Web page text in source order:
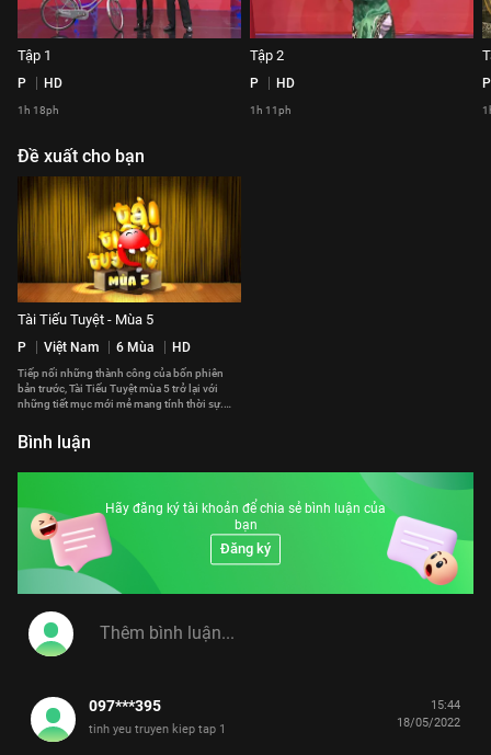
Tập 1
P HD
1h 18ph
Tập 2
P HD
1h 11ph
P
Đề xuất cho bạn
Tài Tiếu Tuyệt - Mùa 5
P Việt Nam 6 Mùa HD
Tiếp nối những thành công của bốn phiên
bản trước, Tài Tiếu Tuyệt mùa 5 trở lại với
những tiết mục mới mẻ mang tính thời sự.
nổi tiếng trong giới nghệ thuật như Hoài Linh,
Chí Tài, Việt Hương, Kiều Linh, Kiều Oanh,
Nghĩa… Tài Tiếu Tuyệt mùa 5 xứng đáng là
một chương trình được mong đợi khi khai
thác những góc nhìn trong cuộc sống bằng
những kịch bản hoàn toàn mới mẻ. Tài Tiếu
Tuyệt mùa 5 hứa hẹn sẽ là bữa tiệc tinh thần
hoàn hảo đem đến những phút giây thư giản
#tai_tieu_tuyet_mua_5
Bình luận
Hãy đăng ký tài khoản để chia sẻ bình luận của
bạn
Đăng ký
097***395
tinh yeu truyen kiep tap 1
15:44
18/05/2022